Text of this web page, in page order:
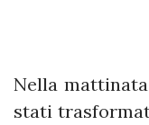
Nella
stati